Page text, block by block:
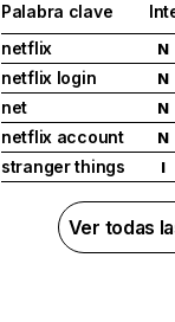
Palabra clave
netflix
N
netflix login
N
net
N
netflix account
N
stranger things
I
Ver todas